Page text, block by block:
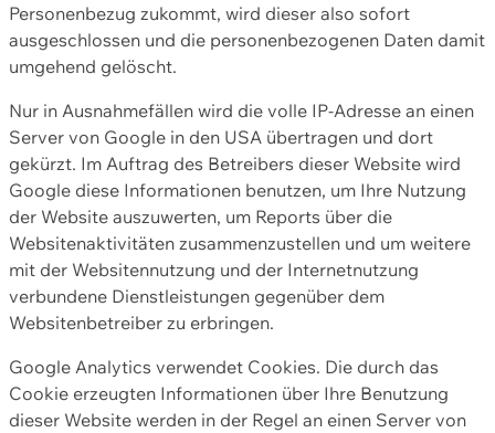
Personenbezug zukommt, wird dieser also sofort
ausgeschlossen und die personenbezogenen Daten damit
umgehend gelöscht.
Nur in Ausnahmefällen wird die volle IP-Adresse an einen
Server von Google in den USA übertragen und dort
gekürzt. Im Auftrag des Betreibers dieser Website wird
Google diese Informationen benutzen, um Ihre Nutzung
der Website auszuwerten, um Reports über die
Websitenaktivitäten zusammenzustellen und um weitere
mit der Websitennutzung und der Internetnutzung
verbundene Dienstleistungen gegenüber dem
Websitenbetreiber zu erbringen.
Google Analytics verwendet Cookies. Die durch das
Cookie erzeugten Informationen über Ihre Benutzung
dieser Website werden in der Regel an einen Server von